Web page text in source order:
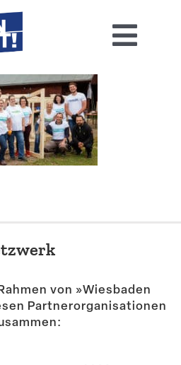
Home
2026
Infos
von »Wiesbaden
Partner­or­ga­ni­sa­tionen